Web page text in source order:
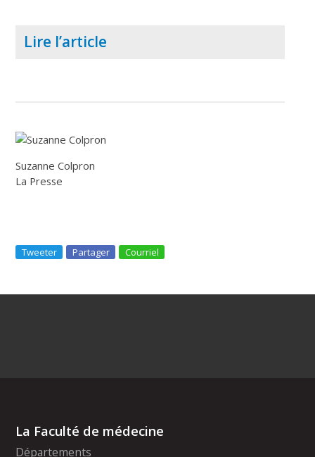
Lire l’article
Suzanne Colpron
La Presse
Tweeter Partager Courriel
La Faculté de médecine
Départements